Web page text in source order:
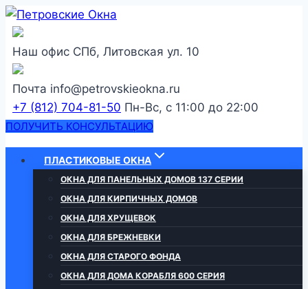
Перейти
содержанию
Наш офис СПб, Литовская ул. 10
Почта info@petrovskieokna.ru
+7 (812) 704-81-50 Пн-Вс, с 11:00 до 22:00
ПОЛУЧИТЬ КОНСУЛЬТАЦИЮ
ПЛАСТИКОВЫЕ ОКНА
ОКНА ДЛЯ ПАНЕЛЬНЫХ ДОМОВ 137 СЕРИИ
ОКНА ДЛЯ КИРПИЧНЫХ ДОМОВ
ОКНА ДЛЯ ХРУЩЕВОК
ОКНА ДЛЯ БРЕЖНЕВКИ
ОКНА ДЛЯ СТАРОГО ФОНДА
ОКНА ДЛЯ ДОМА КОРАБЛЯ 600 СЕРИЯ